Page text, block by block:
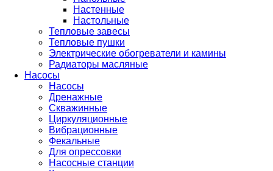
Настенные
Настольные
Тепловые завесы
Тепловые пушки
Электрические обогреватели и камины
Радиаторы масляные
Насосы
Насосы
Дренажные
Скважинные
Циркуляционные
Вибрационные
Фекальные
Для опрессовки
Насосные станции